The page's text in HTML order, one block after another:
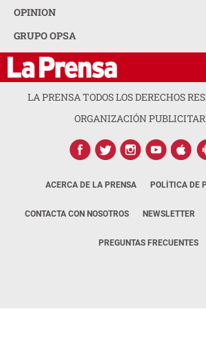
OPINION
GRUPO OPSA
LA PRENSA TODOS LOS DERECHOS
ORGANIZACIÓN
ACERCA DE LA PRENSA POLÍTICA DE
CONTACTA CON NOSOTROS NEWSLETTER
PREGUNTAS FRECUENTES